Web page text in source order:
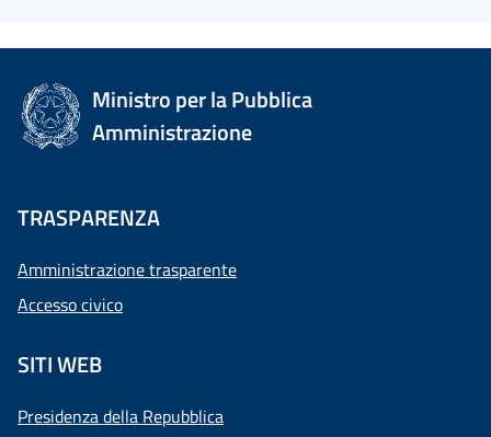
Ministro per la Pubblica
Amministrazione
TRASPARENZA
Amministrazione trasparente
Accesso civico
SITI WEB
Presidenza della Repubblica